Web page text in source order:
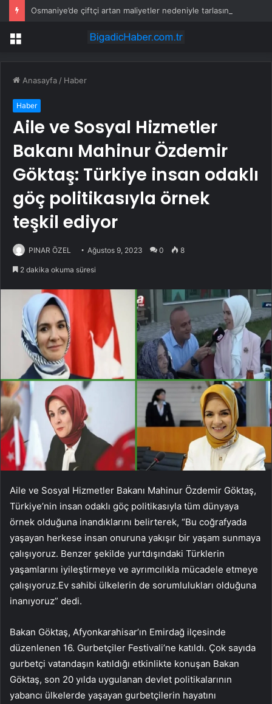
Menü
Anasayfa / Haber
Haber
Aile ve Sosyal Hizmetler
Bakanı Mahinur Özdemir
Göktaş: Türkiye insan odaklı
göç politikasıyla örnek
teşkil ediyor
PINAR ÖZEL Ağustos 9, 2023 0 8
2 dakika okuma süresi
Aile ve Sosyal Hizmetler Bakanı Mahinur Özdemir Göktaş,
Türkiye’nin insan odaklı göç politikasıyla tüm dünyaya
örnek olduğuna inandıklarını belirterek, “Bu coğrafyada
yaşayan herkese insan onuruna yakışır bir yaşam sunmaya
çalışıyoruz. Benzer şekilde yurtdışındaki Türklerin
yaşamlarını iyileştirmeye ve ayrımcılıkla mücadele etmeye
çalışıyoruz.Ev sahibi ülkelerin de sorumlulukları olduğuna
inanıyoruz” dedi.
Bakan Göktaş, Afyonkarahisar’ın Emirdağ ilçesinde
düzenlenen 16. Gurbetçiler Festivali’ne katıldı. Çok sayıda
gurbetçi vatandaşın katıldığı etkinlikte konuşan Bakan
Göktaş, son 20 yılda uygulanan devlet politikalarının
yabancı ülkelerde yaşayan gurbetçilerin hayatını